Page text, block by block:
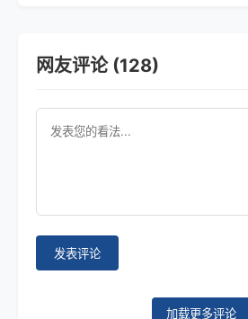
网友评论 (128)
发表评论
加载更多评论